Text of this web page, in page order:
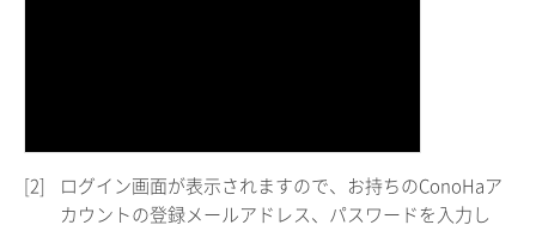
[2]
ログイン画面が表示されますので、お持ちのConoHaア
カウントの登録メールアドレス、パスワードを入力し